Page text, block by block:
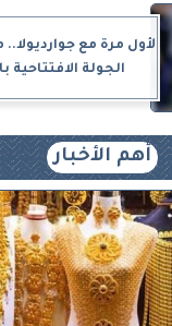
لأول مرة مع
الجولة الافتتاحية
أهم الأخبار